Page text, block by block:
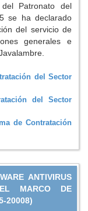
Patronato del
se ha declarado
del servicio de
generales e
del Sector
del Sector
de Contratación
ANTIVIRUS
MARCO DE
20008)